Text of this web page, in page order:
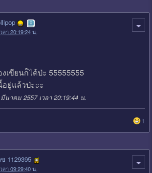
า 20:19:24 น.
เขียนก็ได้ป่ะ 55555555
ยู่แล้วป่ะะะ
าคม 2557 เวลา 20:19:44 น.
1
1129395
า 09:29:40 น.